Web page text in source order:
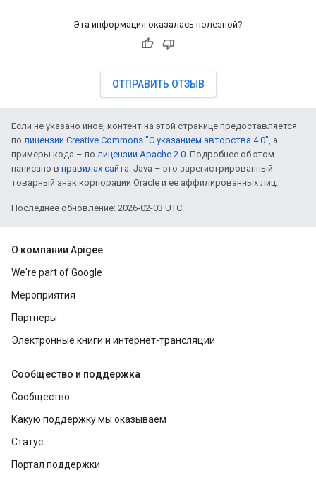
Эта информация оказалась полезной?
ОТПРАВИТЬ ОТЗЫВ
Если не указано иное, контент на этой странице предоставляется
по лицензии Creative Commons "С указанием авторства 4.0", а
примеры кода – по лицензии Apache 2.0. Подробнее об этом
написано в правилах сайта. Java – это зарегистрированный
товарный знак корпорации Oracle и ее аффилированных лиц.
Последнее обновление: 2026-02-03 UTC.
О компании Apigee
We're part of Google
Мероприятия
Партнеры
Электронные книги и интернет-трансляции
Сообщество и поддержка
Сообщество
Какую поддержку мы оказываем
Статус
Портал поддержки